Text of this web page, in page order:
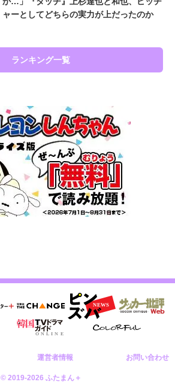
ャーとしてどちらの実力が上だったのか
ランキング一覧
運営者情報 お問い合わせ
© 2019-2026 ふたまん＋